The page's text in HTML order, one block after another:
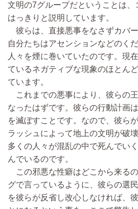
文明の7グループだということは
はっきりと説明しています。
彼らは、直接悪事をなさずカバー
自分たちはアセンションなどのく
人々を煙に巻いていたのです。現
ているネガティブな現象のほとん
ています。
これまでの悪事により、彼らの
なったはずです。彼らの行動計画
を滅ぼすことです。なので、彼ら
ラッシュによって地上の文明が破
多くの人々が混乱の中で死んでい
んでいるのです。
この邪悪な性癖はどこから来る
グで言っているように、彼らの選
を彼らが反省し改心しなければ、